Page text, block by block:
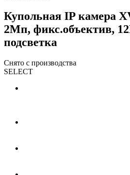
Купольная IP камера
2Мп, фикс.объектив,
подсветка
Снято с производства
SELECT